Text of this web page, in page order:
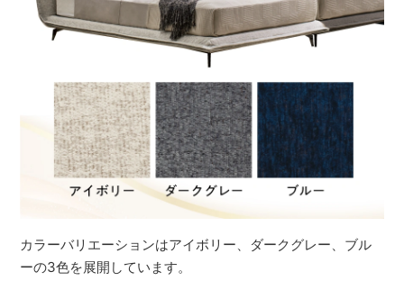
カラーバリエーションはアイボリー、ダークグレー、ブル
ーの3色を展開しています。